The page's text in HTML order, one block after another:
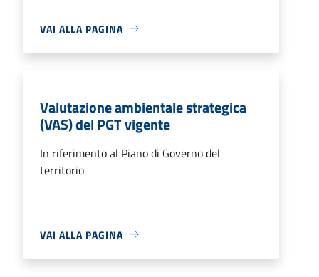
VAI ALLA PAGINA
Valutazione ambientale strategica
(VAS) del PGT vigente
In riferimento al Piano di Governo del
territorio
VAI ALLA PAGINA